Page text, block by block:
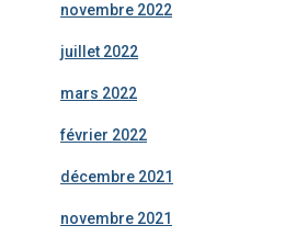
novembre 2022
juillet 2022
mars 2022
février 2022
décembre 2021
novembre 2021